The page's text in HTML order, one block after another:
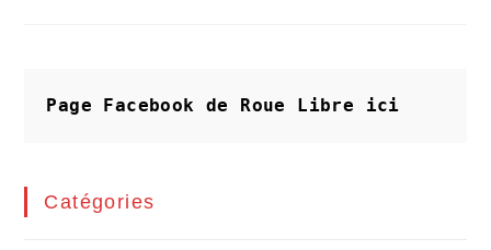
Page Facebook de Roue Libre ici
Catégories